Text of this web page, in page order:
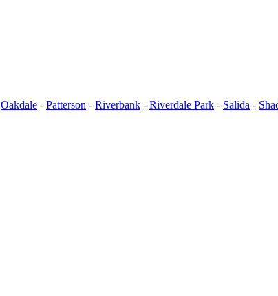
Oakdale - Patterson - Riverbank - Riverdale Park - Salida -